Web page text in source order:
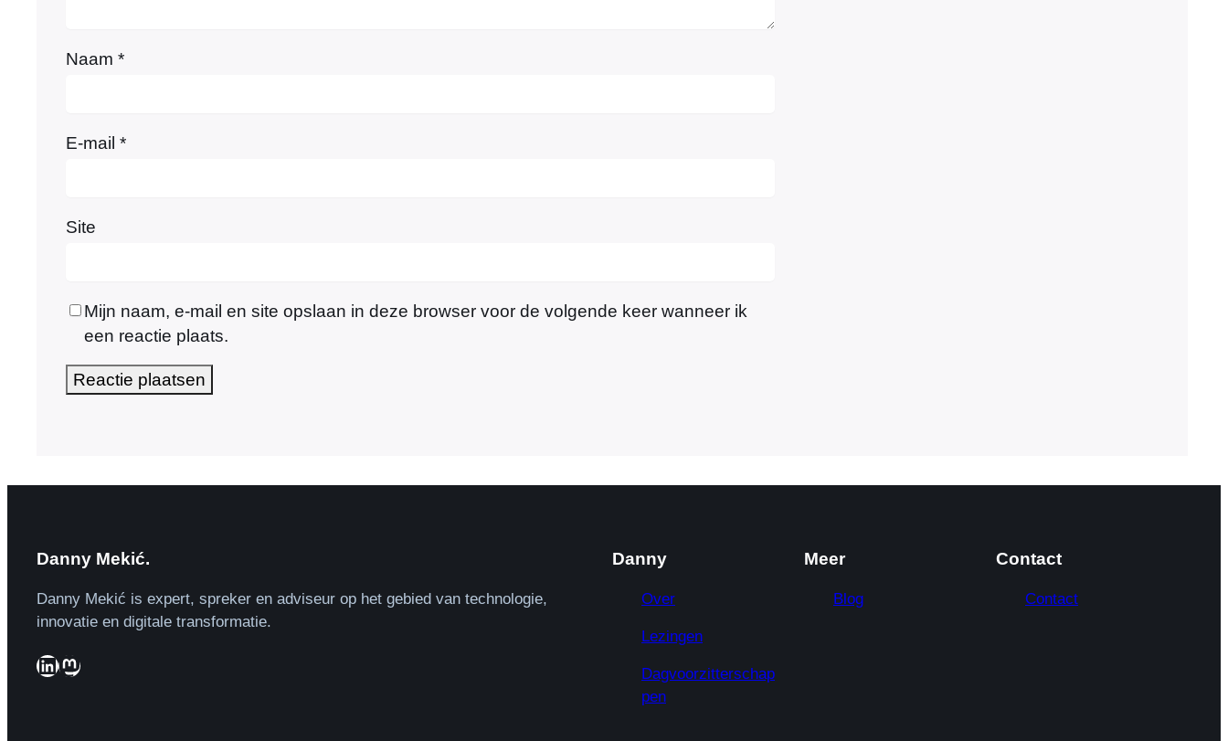
Naam *
E-mail *
Site
Mijn naam, e-mail en site opslaan in deze browser voor de volgende keer wanneer ik
een reactie plaats.
Danny Mekić.
Danny Mekić is expert, spreker en adviseur op het gebied van technologie,
innovatie en digitale transformatie.
LinkedIn Mastodon
Danny
Over
Lezingen
Dagvoorzitterschap
pen
Meer
Blog
Contact
Contact